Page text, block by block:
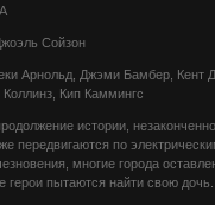
Сойзон
Арнольд, Джэми Бамбер, Кент
Коллинз, Кип Каммингс
истории,
передвигаются по
многие города
герои пытаются найти свою дочь.